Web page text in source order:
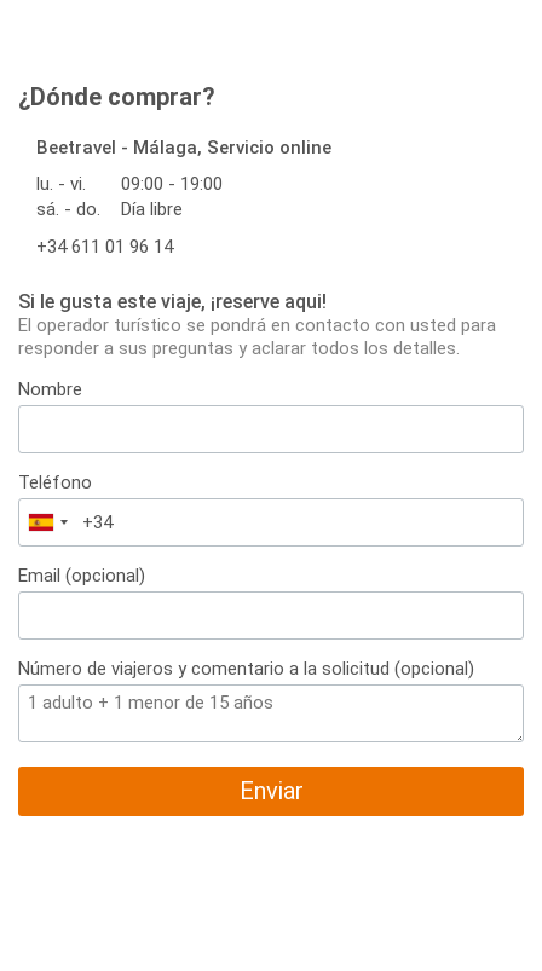
¿Dónde comprar?
Beetravel - Málaga, Servicio online
lu. - vi.
09:00 - 19:00
sá. - do.
Día libre
+34 611 01 96 14
Si le gusta este viaje, ¡reserve aqui!
El operador turístico se pondrá en contacto con usted para
responder a sus preguntas y aclarar todos los detalles.
Nombre
Teléfono
España
+34
Email (opcional)
Número de viajeros y comentario a la solicitud (opcional)
Enviar